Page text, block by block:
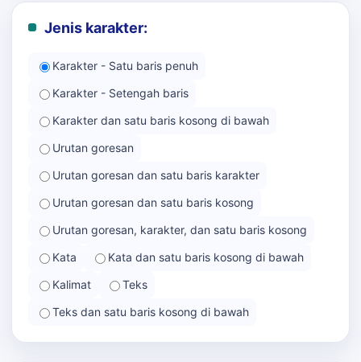
Jenis karakter:
Karakter - Satu baris penuh
Karakter - Setengah baris
Karakter dan satu baris kosong di bawah
Urutan goresan
Urutan goresan dan satu baris karakter
Urutan goresan dan satu baris kosong
Urutan goresan, karakter, dan satu baris kosong
Kata
Kata dan satu baris kosong di bawah
Kalimat
Teks
Teks dan satu baris kosong di bawah